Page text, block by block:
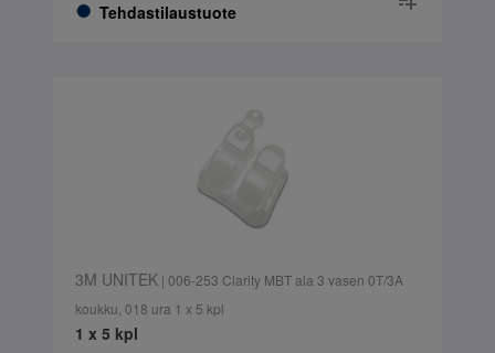
Tehdastilaustuote
3M UNITEK| 006-253 Clarity MBT ala 3 vasen 0T/3A
koukku, 018 ura 1 x 5 kpl
1 x 5 kpl